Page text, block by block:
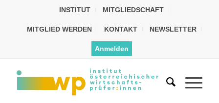
INSTITUT MITGLIEDSCHAFT
MITGLIED WERDEN KONTAKT NEWSLETTER
Anmelden